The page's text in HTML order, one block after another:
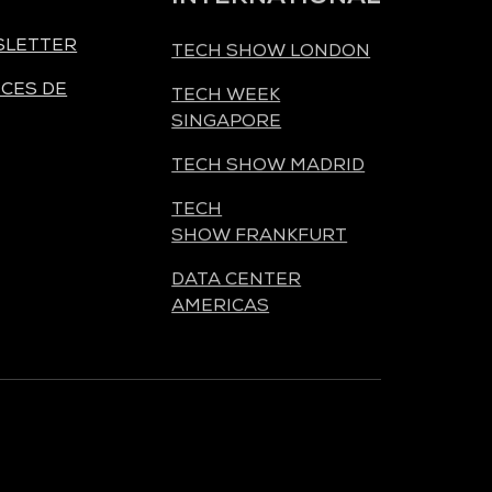
DE
TECH SHOW LONDON
TECH WEEK
SINGAPORE
TECH SHOW MADRID
TECH
SHOW FRANKFURT
DATA CENTER
AMERICAS